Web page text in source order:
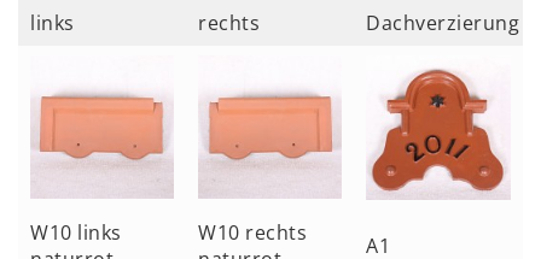
links rechts Dachverzierung
W10 links
W10 rechts
A1